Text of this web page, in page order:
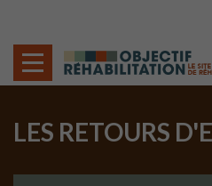
LES RETOURS